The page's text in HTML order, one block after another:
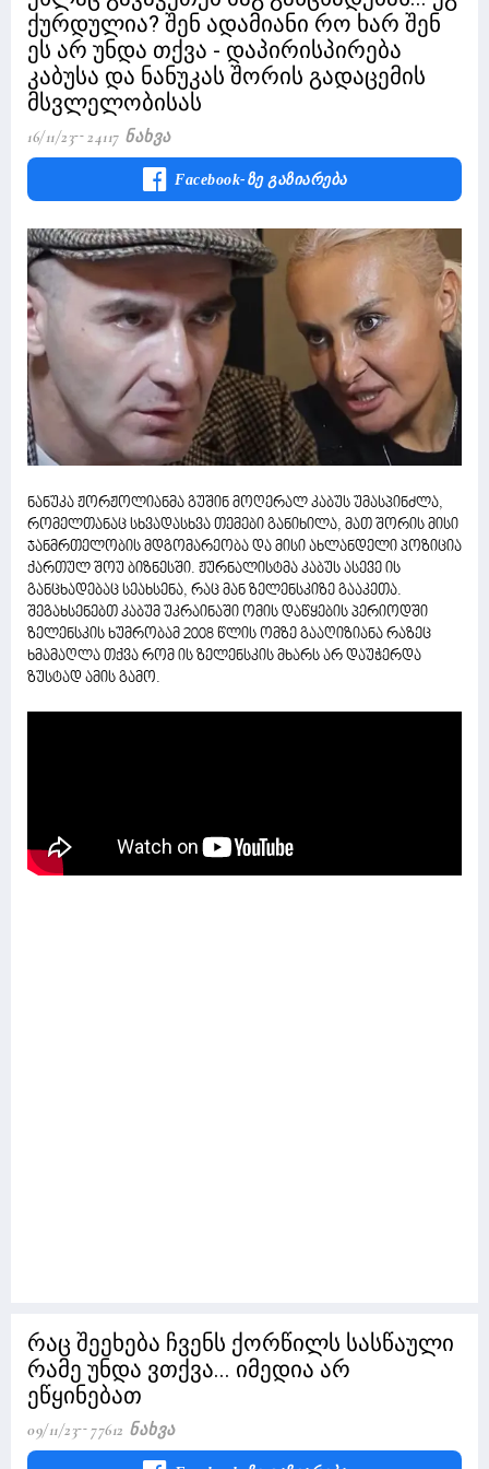
ქურდულია? შენ ადამიანი რო ხარ შენ
ეს არ უნდა თქვა - დაპირისპირება
კაბუსა და ნანუკას შორის გადაცემის
მსვლელობისას
16/11/23 24117 Ნახვა
Facebook-Ზე Გაზიარება
ნანუკა ჟორჟოლიანმა გუშინ მოღერალ კაბუს უმასპინძლა,
რომელთანაც სხვადასხვა თემები განიხილა, მათ შორის მისი
ჯანმრთელობის მდგომარეობა და მისი ახლანდელი პოზიცია
ქართულ შოუ ბიზნესში. ჟურნალისტმა კაბუს ასევე ის
განცხადებაც სეახსენა, რაც მან ზელენსკიზე გააკეთა.
შეგახსენებთ კაბუმ უკრაინაში ომის დაწყების პერიოდში
ზელენსკის ხუმრობამ 2008 წლის ომზე გააღიზიანა რაზეც
ხმამაღლა თქვა რომ ის ზელენსკის მხარს არ დაუჭერდა
ზუსტად ამის გამო.
რაც შეეხება ჩვენს ქორწილს სასწაული
რამე უნდა ვთქვა... იმედია არ
ეწყინებათ
09/11/23 77612 Ნახვა